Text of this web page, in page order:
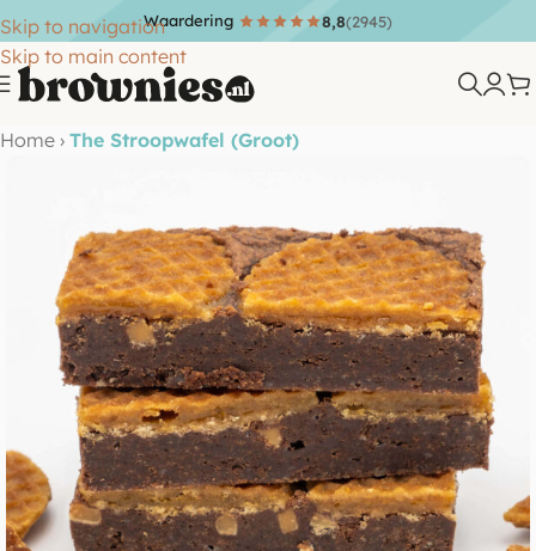
Skip to navigation
Skip to main content
Waardering 8,8(2945)
Home › The Stroopwafel (Groot)